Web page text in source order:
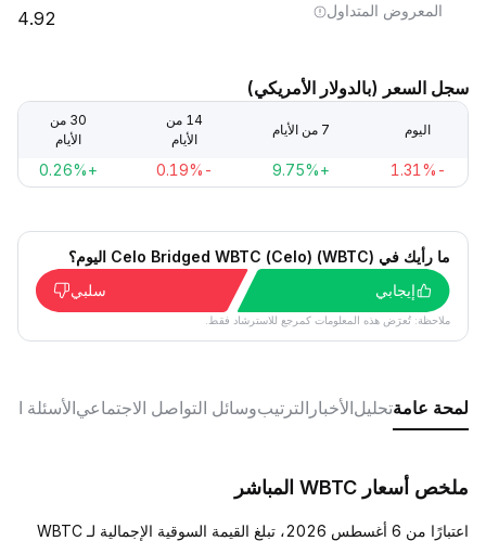
المعروض المتداول 4.92
سجل السعر (بالدولار الأمريكي)
اليوم 7 من الأيام
14 من
الأيام
30 من
الأيام
-1.31%
+9.75%
-0.19%
+0.26%
ما رأيك في Celo Bridged WBTC (Celo) (WBTC) اليوم؟
إيجابي
سلبي
ملاحظة: تُعرَض هذه المعلومات كمرجع للاسترشاد فقط.
لمحة عامةتحليلالأخبار الترتيبوسائل التواصل الاجتماعيالأسئلة
ملخص أسعار WBTC المباشر
اعتبارًا من 6 أغسطس 2026، تبلغ القيمة السوقية الإجمالية لـ WBTC